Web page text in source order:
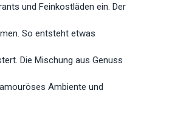
und Feinkostläden ein. Der
So entsteht etwas
Die Mischung aus Genuss
Ambiente und